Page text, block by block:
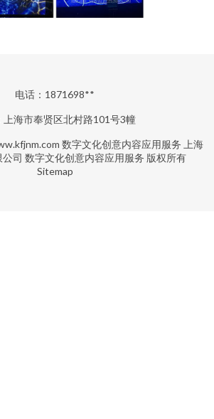
电话：1871698**
上海市奉贤区北村路101号3幢
数字文化创意内容应用服务 上海
司 数字文化创意内容应用服务 版权所有
Sitemap